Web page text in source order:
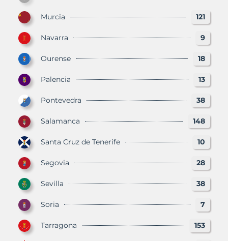
Murcia 121
Navarra 9
Ourense 18
Palencia 13
Pontevedra 38
Salamanca 148
Santa Cruz de Tenerife 10
Segovia 28
Sevilla 38
Soria 7
Tarragona 153